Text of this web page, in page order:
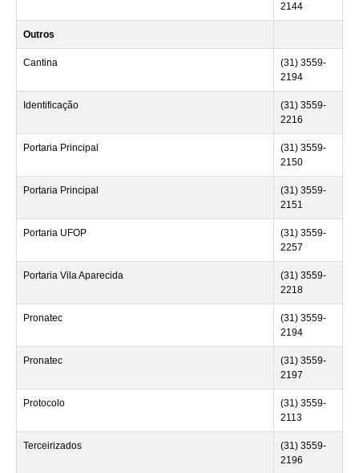
2144
Outros
Cantina
(31) 3559-
2194
Identificação
(31) 3559-
2216
Portaria Principal
(31) 3559-
2150
Portaria Principal
(31) 3559-
2151
Portaria UFOP
(31) 3559-
2257
Portaria Vila Aparecida
(31) 3559-
2218
Pronatec
(31) 3559-
2194
Pronatec
(31) 3559-
2197
Protocolo
(31) 3559-
2113
Terceirizados
(31) 3559-
2196